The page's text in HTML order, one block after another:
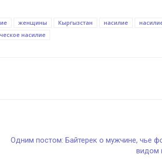
женщины Кыргызстан насилие
насилие
Одним постом: Байтерек о мужчине, чье
видом